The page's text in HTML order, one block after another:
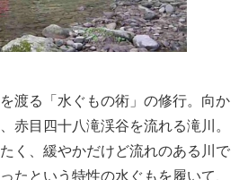
渡る「水ぐもの術」の修行。向か
赤目四十八滝渓谷を流れる滝川。
く、緩やかだけど流れのある川で
たという特性の水ぐもを履いて、